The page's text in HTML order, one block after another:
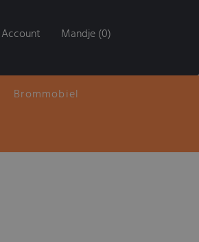
Account Mandje (0)
Brommobiel